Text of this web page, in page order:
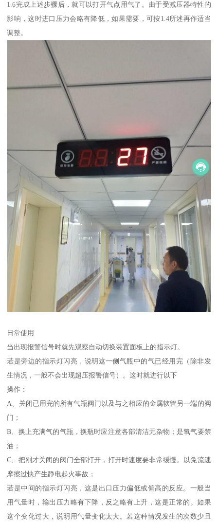
1.6完成上述步骤后，就可以打开气点用气了。由于受减压器特性的
影响，这时进口压力会略有降低，如果需要，可按1.4所述再作适当
调整。
日常使用
当出现报警信号时就先观察自动切换装置面板上的指示灯。
若是旁边的指示灯闪亮，说明这一侧气瓶中的气已经用完（除非发
生情况，一般不会出现超压报警信号）。这时就进行以下
操作：
A、关闭已用完的所有气瓶阀门以及与之相应的金属软管另一端的阀
门；
B、换上充满气的气瓶，换瓶时应注意各部清洁无杂物；是氧气要禁
油；
C、把刚才关闭的阀门全部打开，打开时速度要非常缓慢。以免流速
摩擦过快产生静电起火事故；
若是中间的指示灯闪亮，这是出口压力偏低或偏高的反应。一般当
用气量时，输出压力略有下降，反之略有上升，这是正常的。如果
这个变化过大，说明用气量变化太大。若这种情况发生的次数少且